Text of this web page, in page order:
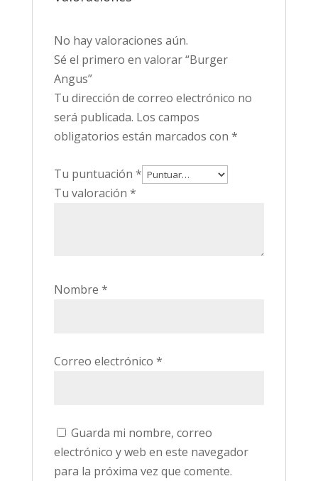
No hay valoraciones aún.
Sé el primero en valorar “Burger
Angus”
Tu dirección de correo electrónico no
será publicada. Los campos
obligatorios están marcados con *
Tu puntuación *
Tu valoración *
Nombre *
Correo electrónico *
Guarda mi nombre, correo
electrónico y web en este navegador
para la próxima vez que comente.